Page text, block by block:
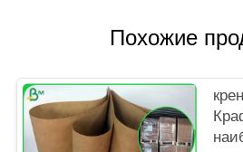
Похожие